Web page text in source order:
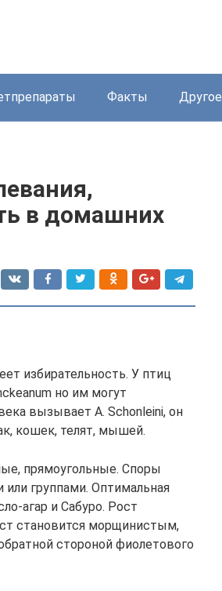
Факты Другое
в домашних
избирательность. У птиц
но им могут
вызывает A. Schonleini, он
кошек, телят, мышей.
прямоугольные. Споры
группами. Оптимальная
агар и Сабуро. Рост
становится морщинистым,
стороной фиолетового